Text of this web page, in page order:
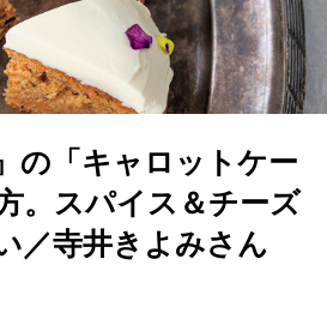
の「キャロットケー
。スパイス＆チーズ
／寺井きよみさん